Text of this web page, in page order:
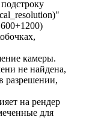
камеры.
не найдена,
разрешении,
на рендер
для